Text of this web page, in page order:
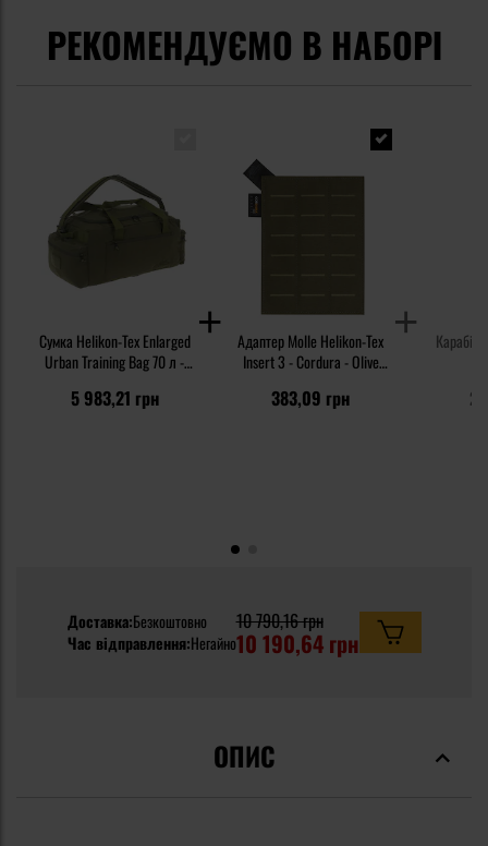
РЕКОМЕНДУЄМО В НАБОРІ
Сумка Helikon-Tex Enlarged
Urban Training Bag 70 л -
5 983,21 грн
Адаптер Molle Helikon-Tex
Insert 3 - Cordura - Olive
383,09 грн
Карабін
Доставка:Безкоштовно
Час відправлення:Негайно
10 790,16 грн
10 190,64 грн
ОПИС